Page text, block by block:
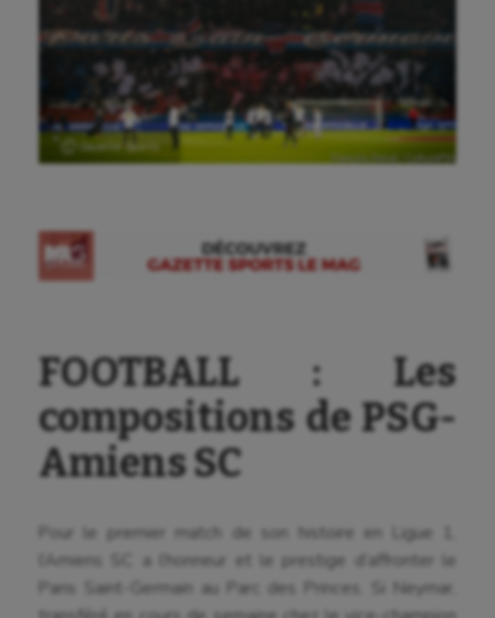
Ⓒ Gazette Sports
FOOTBALL : Les
compositions de PSG-
Amiens SC
Pour le premier match de son histoire en Ligue 1,
l’Amiens SC a l’honneur et le prestige d’affronter le
Paris Saint-Germain au Parc des Princes. Si Neymar,